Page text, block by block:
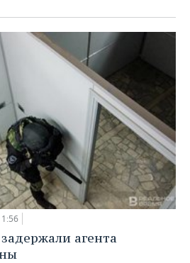
агента